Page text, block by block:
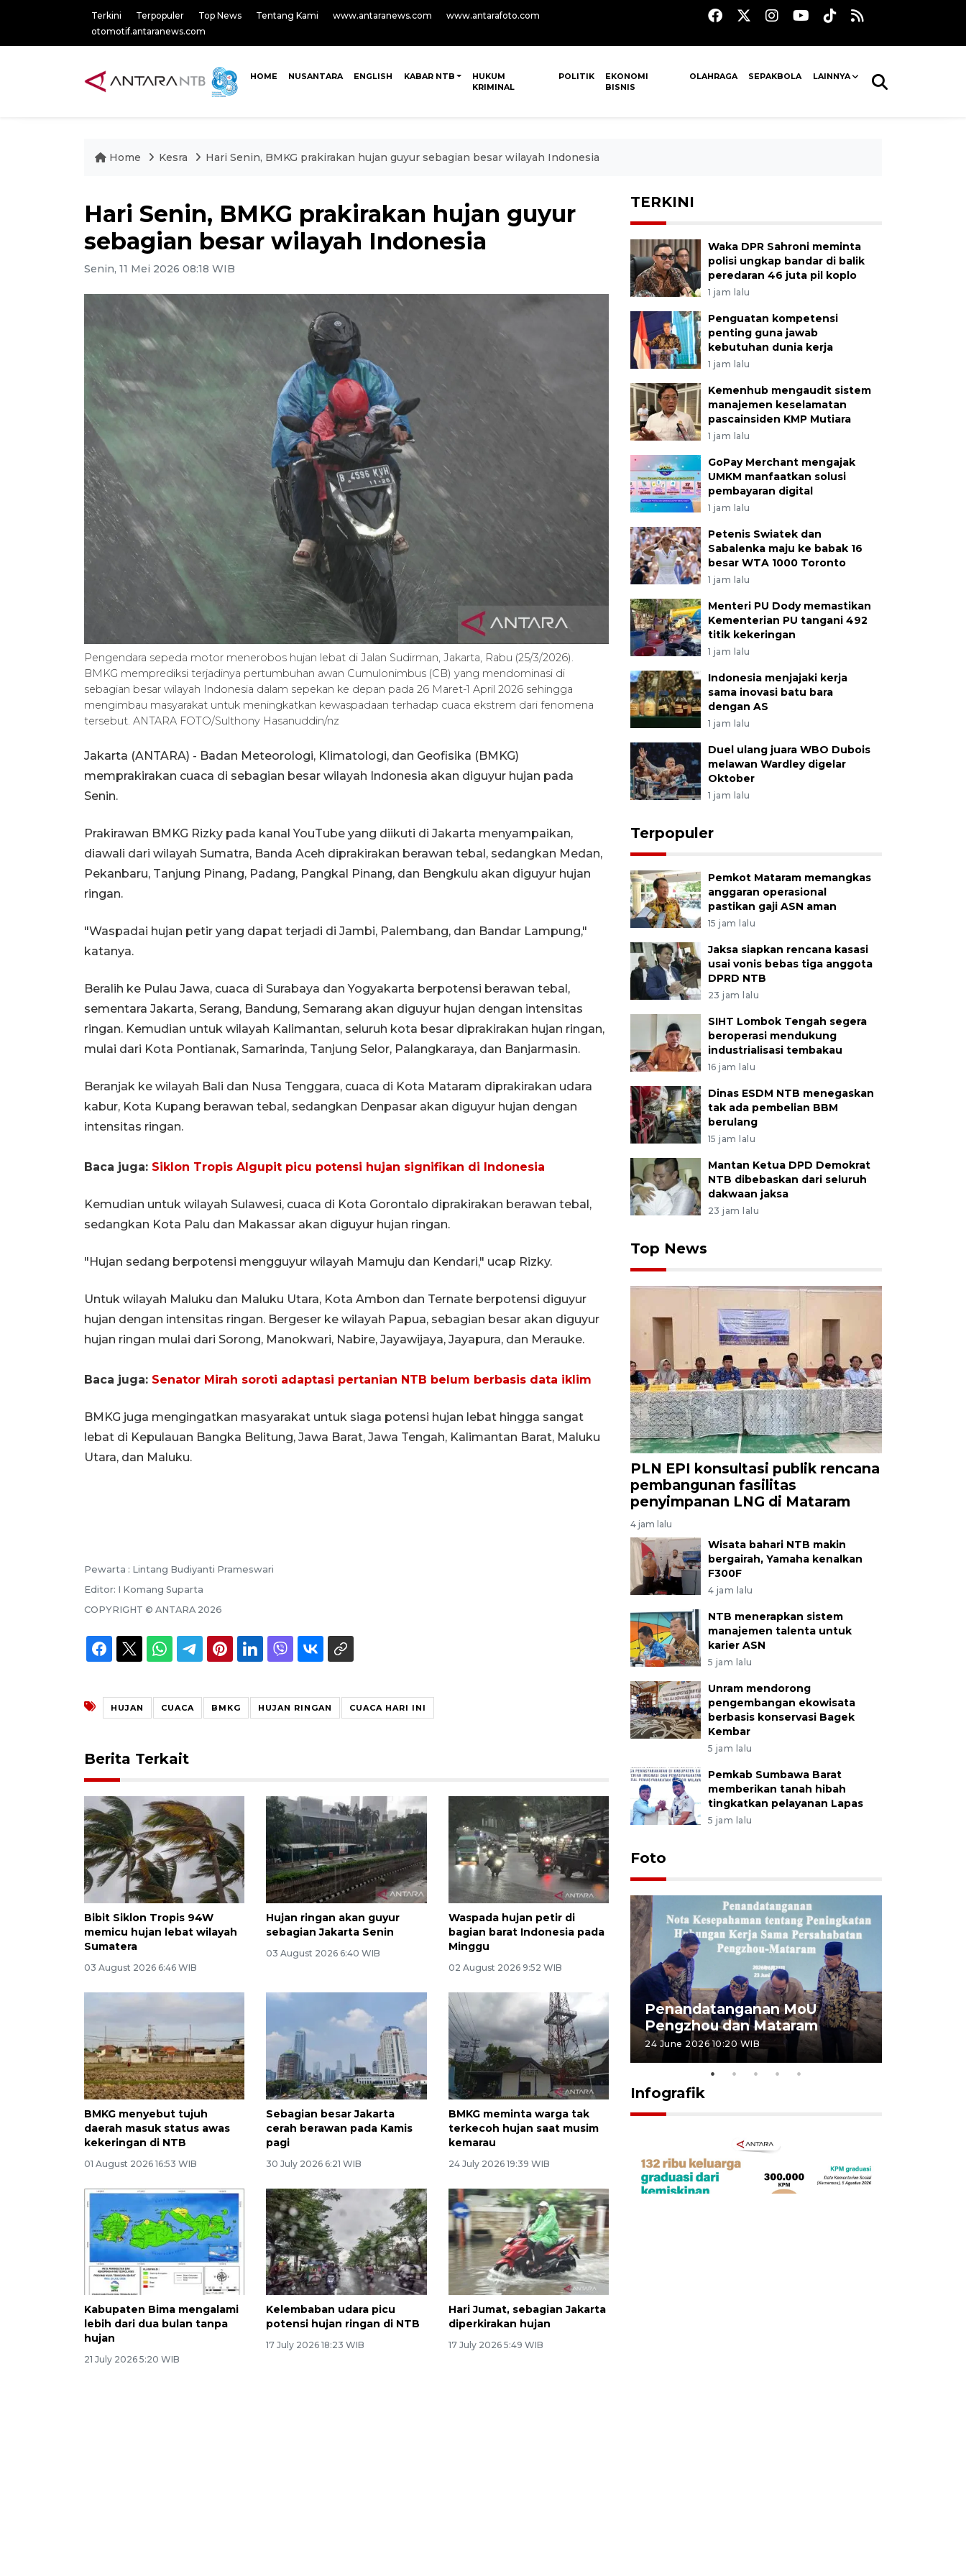
Terkini Terpopuler Top News Tentang Kami www.antaranews.com
www.antarafoto.com
otomotif.antaranews.com
HOME NUSANTARA ENGLISH KABAR NTB
HUKUM
KRIMINAL
POLITIK
EKONOMI
BISNIS
OLAHRAGA SEPAKBOLA LAINNYA
Home Kesra Hari Senin, BMKG prakirakan hujan guyur sebagian besar wilayah Indonesia
Hari Senin, BMKG prakirakan hujan guyur
sebagian besar wilayah Indonesia
Senin, 11 Mei 2026 08:18 WIB
Pengendara sepeda motor menerobos hujan lebat di Jalan Sudirman, Jakarta, Rabu (25/3/2026).
BMKG memprediksi terjadinya pertumbuhan awan Cumulonimbus (CB) yang mendominasi di
sebagian besar wilayah Indonesia dalam sepekan ke depan pada 26 Maret-1 April 2026 sehingga
mengimbau masyarakat untuk meningkatkan kewaspadaan terhadap cuaca ekstrem dari fenomena
tersebut. ANTARA FOTO/Sulthony Hasanuddin/nz
Jakarta (ANTARA) - Badan Meteorologi, Klimatologi, dan Geofisika (BMKG)
memprakirakan cuaca di sebagian besar wilayah Indonesia akan diguyur hujan pada
Senin.
Prakirawan BMKG Rizky pada kanal YouTube yang diikuti di Jakarta menyampaikan,
diawali dari wilayah Sumatra, Banda Aceh diprakirakan berawan tebal, sedangkan Medan,
Pekanbaru, Tanjung Pinang, Padang, Pangkal Pinang, dan Bengkulu akan diguyur hujan
ringan.
"Waspadai hujan petir yang dapat terjadi di Jambi, Palembang, dan Bandar Lampung,"
katanya.
Beralih ke Pulau Jawa, cuaca di Surabaya dan Yogyakarta berpotensi berawan tebal,
sementara Jakarta, Serang, Bandung, Semarang akan diguyur hujan dengan intensitas
ringan. Kemudian untuk wilayah Kalimantan, seluruh kota besar diprakirakan hujan ringan,
mulai dari Kota Pontianak, Samarinda, Tanjung Selor, Palangkaraya, dan Banjarmasin.
Beranjak ke wilayah Bali dan Nusa Tenggara, cuaca di Kota Mataram diprakirakan udara
kabur, Kota Kupang berawan tebal, sedangkan Denpasar akan diguyur hujan dengan
intensitas ringan.
Baca juga: Siklon Tropis Algupit picu potensi hujan signifikan di Indonesia
Kemudian untuk wilayah Sulawesi, cuaca di Kota Gorontalo diprakirakan berawan tebal,
sedangkan Kota Palu dan Makassar akan diguyur hujan ringan.
"Hujan sedang berpotensi mengguyur wilayah Mamuju dan Kendari," ucap Rizky.
Untuk wilayah Maluku dan Maluku Utara, Kota Ambon dan Ternate berpotensi diguyur
hujan dengan intensitas ringan. Bergeser ke wilayah Papua, sebagian besar akan diguyur
hujan ringan mulai dari Sorong, Manokwari, Nabire, Jayawijaya, Jayapura, dan Merauke.
Baca juga: Senator Mirah soroti adaptasi pertanian NTB belum berbasis data iklim
BMKG juga mengingatkan masyarakat untuk siaga potensi hujan lebat hingga sangat
lebat di Kepulauan Bangka Belitung, Jawa Barat, Jawa Tengah, Kalimantan Barat, Maluku
Utara, dan Maluku.
Pewarta : Lintang Budiyanti Prameswari
Editor: I Komang Suparta
COPYRIGHT © ANTARA 2026
HUJAN CUACA BMKG HUJAN RINGAN CUACA HARI INI
Berita Terkait
Bibit Siklon Tropis 94W
memicu hujan lebat wilayah
Sumatera
03 August 2026 6:46 WIB
Hujan ringan akan guyur
sebagian Jakarta Senin
03 August 2026 6:40 WIB
Waspada hujan petir di
bagian barat Indonesia pada
Minggu
02 August 2026 9:52 WIB
BMKG menyebut tujuh
daerah masuk status awas
kekeringan di NTB
01 August 2026 16:53 WIB
Sebagian besar Jakarta
cerah berawan pada Kamis
pagi
30 July 2026 6:21 WIB
BMKG meminta warga tak
terkecoh hujan saat musim
kemarau
24 July 2026 19:39 WIB
Kabupaten Bima mengalami
lebih dari dua bulan tanpa
hujan
21 July 2026 5:20 WIB
Kelembaban udara picu
potensi hujan ringan di NTB
17 July 2026 18:23 WIB
Hari Jumat, sebagian Jakarta
diperkirakan hujan
17 July 2026 5:49 WIB
TERKINI
Waka DPR Sahroni meminta
polisi ungkap bandar di balik
peredaran 46 juta pil koplo
1 jam lalu
Penguatan kompetensi
penting guna jawab
kebutuhan dunia kerja
1 jam lalu
Kemenhub mengaudit sistem
manajemen keselamatan
pascainsiden KMP Mutiara
1 jam lalu
GoPay Merchant mengajak
UMKM manfaatkan solusi
pembayaran digital
1 jam lalu
Petenis Swiatek dan
Sabalenka maju ke babak 16
besar WTA 1000 Toronto
1 jam lalu
Menteri PU Dody memastikan
Kementerian PU tangani 492
titik kekeringan
1 jam lalu
Indonesia menjajaki kerja
sama inovasi batu bara
dengan AS
1 jam lalu
Duel ulang juara WBO Dubois
melawan Wardley digelar
Oktober
1 jam lalu
Terpopuler
Pemkot Mataram memangkas
anggaran operasional
pastikan gaji ASN aman
15 jam lalu
Jaksa siapkan rencana kasasi
usai vonis bebas tiga anggota
DPRD NTB
23 jam lalu
SIHT Lombok Tengah segera
beroperasi mendukung
industrialisasi tembakau
16 jam lalu
Dinas ESDM NTB menegaskan
tak ada pembelian BBM
berulang
15 jam lalu
Mantan Ketua DPD Demokrat
NTB dibebaskan dari seluruh
dakwaan jaksa
23 jam lalu
Top News
PLN EPI konsultasi publik rencana
pembangunan fasilitas
penyimpanan LNG di Mataram
4 jam lalu
Wisata bahari NTB makin
bergairah, Yamaha kenalkan
F300F
4 jam lalu
NTB menerapkan sistem
manajemen talenta untuk
karier ASN
5 jam lalu
Unram mendorong
pengembangan ekowisata
berbasis konservasi Bagek
Kembar
5 jam lalu
Pemkab Sumbawa Barat
memberikan tanah hibah
tingkatkan pelayanan Lapas
5 jam lalu
Foto
Sidang putusan terdakwa
pembunuhan Brigadir Nurhadi
10 March 2026 12:55 WIB
Penandatanganan MoU
Pengzhou dan Mataram
24 June 2026 10:20 WIB
Infografik